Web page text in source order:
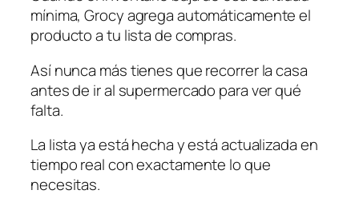
mínima, Grocy agrega automáticamente el
producto a tu lista de compras.
Así nunca más tienes que recorrer la casa
antes de ir al supermercado para ver qué
falta.
La lista ya está hecha y está actualizada en
tiempo real con exactamente lo que
necesitas.